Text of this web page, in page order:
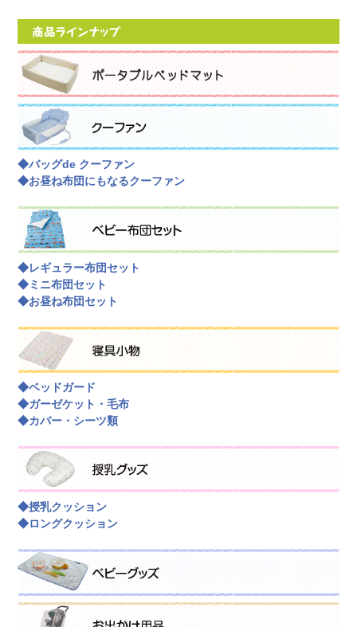
◆バッグde クーファン
◆お昼ね布団にもなるクーファン
◆レギュラー布団セット
◆ミニ布団セット
◆お昼ね布団セット
◆ベッドガード
◆ガーゼケット・毛布
◆カバー・シーツ類
◆授乳クッション
◆ロングクッション